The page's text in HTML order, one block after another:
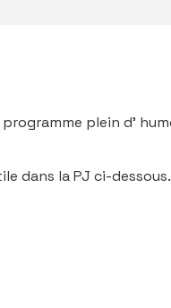
plein d'
dans la PJ ci-dessous.